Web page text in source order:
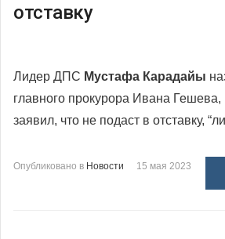
отставку
Лидер ДПС Мустафа Карадайы
главного прокурора Ивана Гешева,
заявил, что не подаст в отставку,
Опубликовано в Новости 15 мая 2023